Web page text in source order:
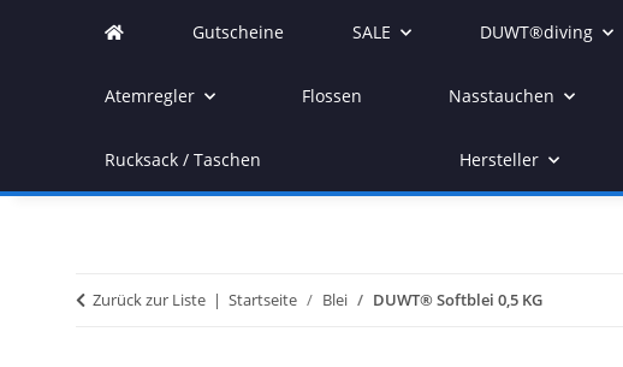
Gutscheine SALE DUWT®diving
Atemregler Flossen Nasstauchen
Rucksack / Taschen Hersteller
Zurück zur Liste Startseite Blei DUWT® Softblei 0,5 KG